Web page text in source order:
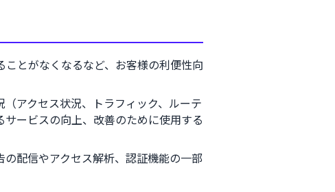
とがなくなるなど、お客様の利便性向
アクセス状況、トラフィック、ルーテ
ービスの向上、改善のために使用する
配信やアクセス解析、認証機能の一部